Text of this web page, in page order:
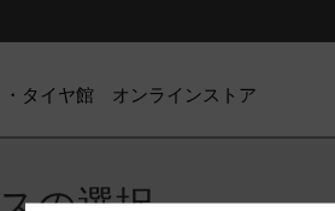
・タイヤ館 オンラインストア